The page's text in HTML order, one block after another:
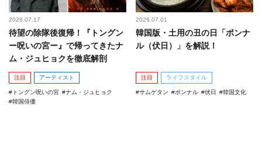
2026.07.17
待望の除隊後復帰！『トングン
ー呪いの宮ー』で帰ってきたナ
ム・ジュヒョクを徹底解剖
注目 アーティスト
トングン呪いの宮
ナム・ジュヒョク
韓国俳優
2026.07.01
韓国版・土用の丑の日「ポンナ
ル（伏日）」を解説！
注目 ライフスタイル
サムゲタン ポンナル 伏日 韓国文化